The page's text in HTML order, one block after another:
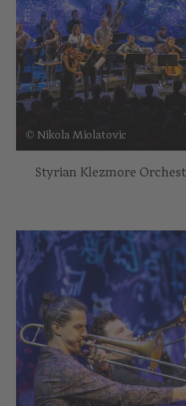
© Nikola Miolatovic
Styrian Klezmore